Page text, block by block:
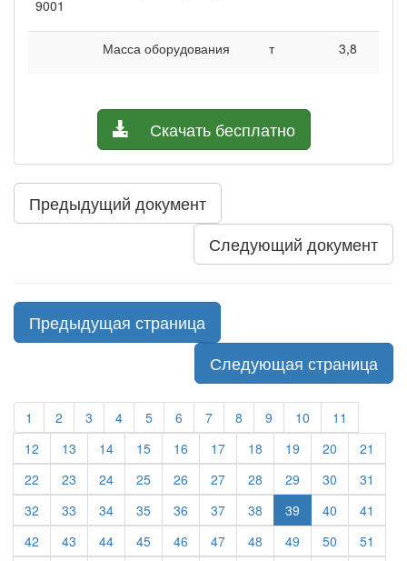
9001
Масса оборудования т 3,8
Скачать бесплатно
Предыдущий документ
Следующий документ
Предыдущая страница
Следующая страница
1 2 3 4 5 6 7 8 9 10
11
12
13 14 15 16 17 18 19 20
21
22
23 24 25 26 27 28 29 30
31
32
33 34 35 36 37 38 39 40
41
42
43 44 45 46 47 48 49 50
51